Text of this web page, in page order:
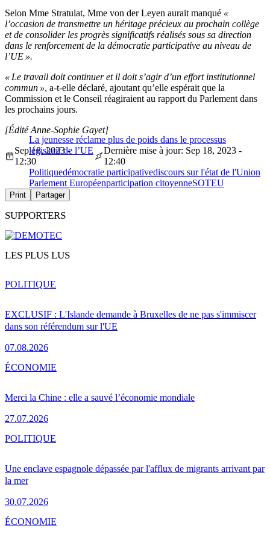
Selon Mme Stratulat, Mme von der Leyen aurait manqué «
l’occasion de transmettre un héritage précieux au prochain collège
et de consolider les progrès significatifs réalisés sous sa direction
dans le renforcement de la démocratie participative au niveau de
l’UE ».
« Le travail doit continuer et il doit s’agir d’un effort institutionnel
commun », a-t-elle déclaré, ajoutant qu’elle espérait que la
Commission et le Conseil réagiraient au rapport du Parlement dans
les prochains jours.
La jeunesse réclame plus de poids dans le processus
législatif de l’UE
[Édité Anne-Sophie Gayet]
Sep 18, 2023 -
12:30
Dernière mise à jour: Sep 18, 2023 -
12:40
Politiquedémocratie participativediscours sur l'état de l'Union
Parlement Européenparticipation citoyenneSOTEU
Print Partager
SUPPORTERS
LES PLUS LUS
EXCLUSIF : L'Islande demande à Bruxelles de ne pas s'immiscer
dans son référendum sur l'UE
07.08.2026
POLITIQUE
Merci la Chine : elle a sauvé l’économie mondiale
27.07.2026
ÉCONOMIE
Une enclave espagnole dépassée par l'afflux de migrants arrivant par
la mer
30.07.2026
POLITIQUE
ÉCONOMIE